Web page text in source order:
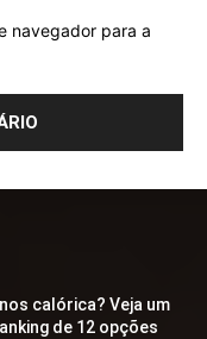
navegador para a
calórica? Veja um
de 12 opções